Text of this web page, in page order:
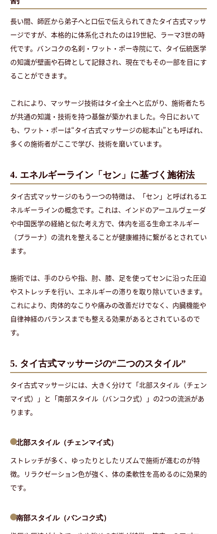
長い間、師匠から弟子へと口伝で伝えられてきたタイ古式マッサ
ージですが、本格的に体系化されたのは19世紀、ラーマ3世の時
代です。バンコクの名刹・ワット・ポー寺院にて、タイ伝統医学
の知識が壁画や石碑として記録され、現在でもその一部を目にす
ることができます。
これにより、マッサージ技術はタイ全土へと広がり、施術者たち
が共通の知識・技術を持つ基盤が築かれました。今日において
も、ワット・ポーは“タイ古式マッサージの総本山”とも呼ばれ、
多くの施術者がここで学び、技術を磨いています。
4. エネルギーライン「セン」に基づく施術法
タイ古式マッサージのもう一つの特徴は、「セン」と呼ばれるエ
ネルギーラインの概念です。これは、インドのアーユルヴェーダ
や中国医学の経絡と似た考え方で、体内を巡る生命エネルギー
（プラーナ）の流れを整えることが健康維持に繋がるとされてい
ます。
施術では、手のひらや指、肘、膝、足を使ってセンに沿った圧迫
やストレッチを行い、エネルギーの滞りを取り除いていきます。
これにより、肉体的なこりや痛みの改善だけでなく、内臓機能や
自律神経のバランスまでも整える効果があるとされているので
す。
5. タイ古式マッサージの“二つのスタイル”
タイ古式マッサージには、大きく分けて「北部スタイル（チェン
マイ式）」と「南部スタイル（バンコク式）」の2つの流派があ
ります。
北部スタイル（チェンマイ式）
ストレッチが多く、ゆったりとしたリズムで施術が進むのが特
徴。リラクゼーション色が強く、体の柔軟性を高めるのに効果的
です。
南部スタイル（バンコク式）